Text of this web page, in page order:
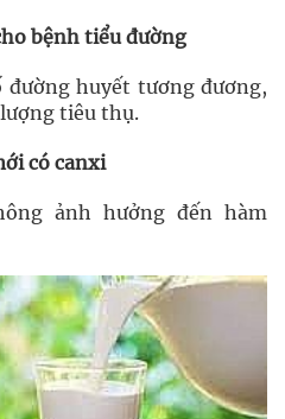
bệnh tiểu đường
đường huyết tương đương,
tiêu thụ.
có canxi
ảnh hưởng đến hàm